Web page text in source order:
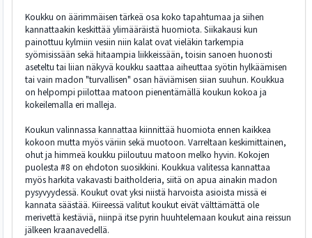
Koukku on äärimmäisen tärkeä osa koko tapahtumaa ja siihen
kannattaakin keskittää ylimääräistä huomiota. Siikakausi kun
painottuu kylmiin vesiin niin kalat ovat vieläkin tarkempia
syömisissään sekä hitaampia liikkeissään, toisin sanoen huonosti
aseteltu tai liian näkyvä koukku saattaa aiheuttaa syötin hylkäämisen
tai vain madon "turvallisen" osan häviämisen siian suuhun. Koukkua
on helpompi piilottaa matoon pienentämällä koukun kokoa ja
kokeilemalla eri malleja.
Koukun valinnassa kannattaa kiinnittää huomiota ennen kaikkea
kokoon mutta myös väriin sekä muotoon. Varreltaan keskimittainen,
ohut ja himmeä koukku piiloutuu matoon melko hyvin. Kokojen
puolesta #8 on ehdoton suosikkini. Koukkua valitessa kannattaa
myös harkita vakavasti baitholderia, siitä on apua ainakin madon
pysyvyydessä. Koukut ovat yksi niistä harvoista asioista missä ei
kannata säästää. Kiireessä valitut koukut eivät välttämättä ole
merivettä kestäviä, niinpä itse pyrin huuhtelemaan koukut aina reissun
jälkeen kraanavedellä.